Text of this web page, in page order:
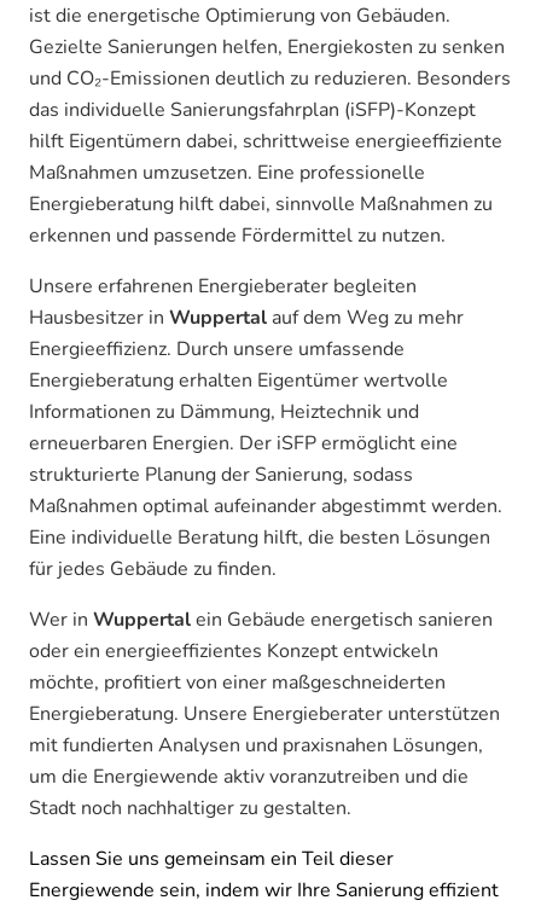
ist die energetische Optimierung von Gebäuden.
Gezielte Sanierungen helfen, Energiekosten zu senken
und CO₂-Emissionen deutlich zu reduzieren. Besonders
das individuelle Sanierungsfahrplan (iSFP)-Konzept
hilft Eigentümern dabei, schrittweise energieeffiziente
Maßnahmen umzusetzen. Eine professionelle
Energieberatung hilft dabei, sinnvolle Maßnahmen zu
erkennen und passende Fördermittel zu nutzen.
Unsere erfahrenen Energieberater begleiten
Hausbesitzer in Wuppertal auf dem Weg zu mehr
Energieeffizienz. Durch unsere umfassende
Energieberatung erhalten Eigentümer wertvolle
Informationen zu Dämmung, Heiztechnik und
erneuerbaren Energien. Der iSFP ermöglicht eine
strukturierte Planung der Sanierung, sodass
Maßnahmen optimal aufeinander abgestimmt werden.
Eine individuelle Beratung hilft, die besten Lösungen
für jedes Gebäude zu finden.
Wer in Wuppertalein Gebäude energetisch sanieren
oder ein energieeffizientes Konzept entwickeln
möchte, profitiert von einer maßgeschneiderten
Energieberatung. Unsere Energieberater unterstützen
mit fundierten Analysen und praxisnahen Lösungen,
um die Energiewende aktiv voranzutreiben und die
Stadt noch nachhaltiger zu gestalten.
Lassen Sie uns gemeinsam ein Teil dieser
Energiewende sein, indem wir Ihre Sanierung effizient